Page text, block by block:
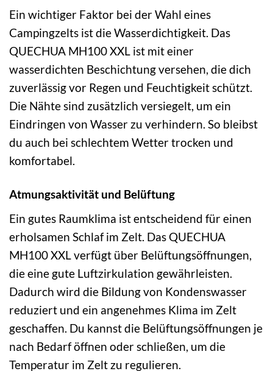
Ein wichtiger Faktor bei der Wahl eines
Campingzelts ist die Wasserdichtigkeit. Das
QUECHUA MH100 XXL ist mit einer
wasserdichten Beschichtung versehen, die dich
zuverlässig vor Regen und Feuchtigkeit schützt.
Die Nähte sind zusätzlich versiegelt, um ein
Eindringen von Wasser zu verhindern. So bleibst
du auch bei schlechtem Wetter trocken und
komfortabel.
Atmungsaktivität und Belüftung
Ein gutes Raumklima ist entscheidend für einen
erholsamen Schlaf im Zelt. Das QUECHUA
MH100 XXL verfügt über Belüftungsöffnungen,
die eine gute Luftzirkulation gewährleisten.
Dadurch wird die Bildung von Kondenswasser
reduziert und ein angenehmes Klima im Zelt
geschaffen. Du kannst die Belüftungsöffnungen je
nach Bedarf öffnen oder schließen, um die
Temperatur im Zelt zu regulieren.